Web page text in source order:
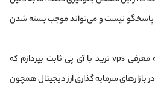
پاسخگو نیست و می‌تواند موجب بسته شدن
در ادامه این مقاله قصد دارم به معرفی vps ترید با آی پی ثابت بپردازم که
بازارهای سرمایه گذاری ارز دیجیتال همچون